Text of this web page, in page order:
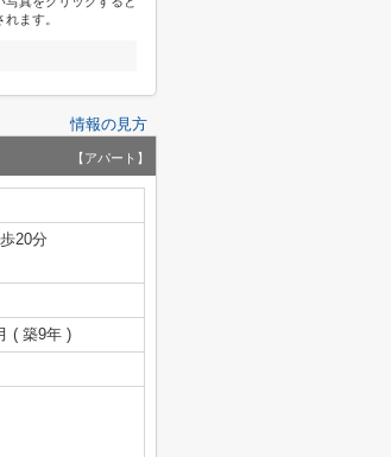
ます。
情報の見方
【アパート】
20分
( 築9年 )